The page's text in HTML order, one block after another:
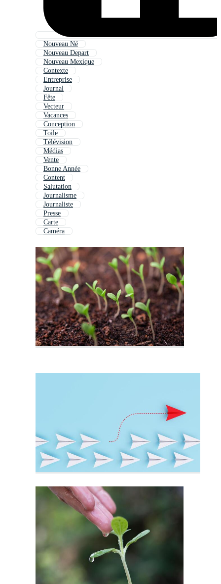
Nouveau Né
Nouveau Depart
Nouveau Mexique
Contexte
Entreprise
Journal
Fête
Vecteur
Vacances
Conception
Toile
Télévision
Médias
Vente
Bonne Année
Content
Salutation
Journalisme
Journaliste
Presse
Carte
Caméra